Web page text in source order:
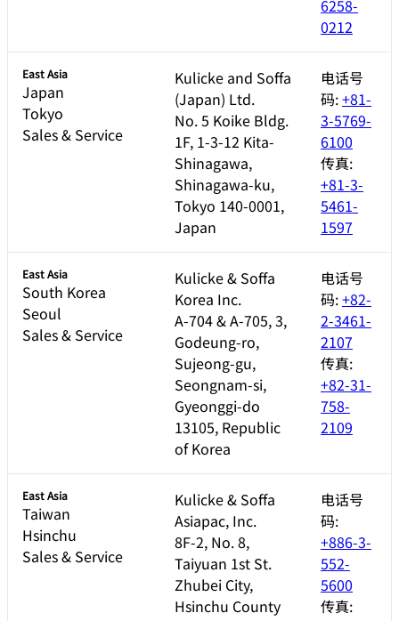
6258-
0212
East Asia
Japan
Tokyo
Sales & Service
Kulicke and Soffa
(Japan) Ltd.
No. 5 Koike Bldg.
1F, 1-3-12 Kita-
Shinagawa,
Shinagawa-ku,
Tokyo 140-0001,
Japan
电话号
码:+81-
3-5769-
6100
传真:
+81-3-
5461-
1597
East Asia
South Korea
Seoul
Sales & Service
Kulicke & Soffa
Korea Inc.
A-704 & A-705, 3,
Godeung-ro,
Sujeong-gu,
Seongnam-si,
Gyeonggi-do
13105, Republic
of Korea
电话号
码:+82-
2-3461-
2107
传真:
+82-31-
758-
2109
East Asia
Taiwan
Hsinchu
Sales & Service
Kulicke & Soffa
Asiapac, Inc.
8F-2, No. 8,
Taiyuan 1st St.
Zhubei City,
Hsinchu County
电话号
码:
+886-3-
552-
5600
传真: